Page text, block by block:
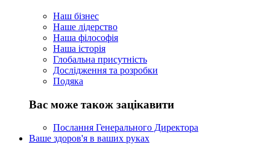
Наш бізнес
Наше лідерство
Наша філософія
Наша історія
Глобальна присутність
Дослідження та розробки
Подяка
Вас може також зацікавити
Послання Генерального Директора
Ваше здоров'я в ваших руках